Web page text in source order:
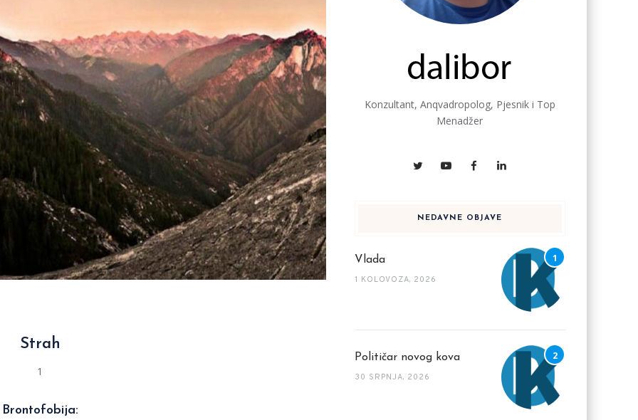
Strah
1
Brontofobija:
Konzultant, Anqvadropolog, Pjesnik i Top
Menadžer
NEDAVNE OBJAVE
Vlada
1 KOLOVOZA, 2026
Političar novog kova
30 SRPNJA, 2026